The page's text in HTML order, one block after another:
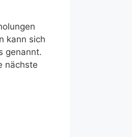
kann sich
genannt.
nächste